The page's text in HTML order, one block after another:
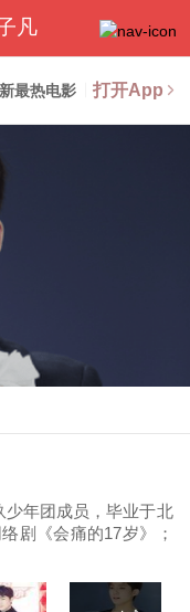
凡
最热电影 打开App
年团成员，毕业于北
剧《会痛的17岁》；
季》节目。2016年4
年4月2日，随组合